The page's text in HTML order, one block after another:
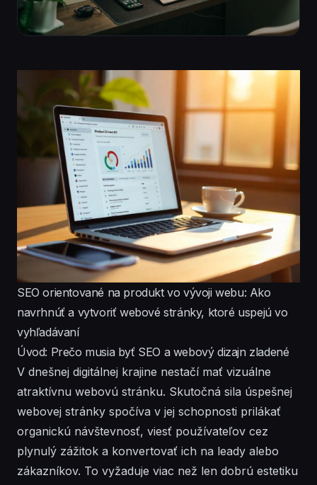
SEO orientované na produkt vo vývoji webu: Ako
navrhnúť a vytvoriť webové stránky, ktoré uspejú vo
vyhľadávaní
Úvod: Prečo musia byť SEO a webový dizajn zladené
V dnešnej digitálnej krajine nestačí mať vizuálne
atraktívnu webovú stránku. Skutočná sila úspešnej
webovej stránky spočíva v jej schopnosti prilákať
organickú návštevnosť, viesť používateľov cez
plynulý zážitok a konvertovať ich na leady alebo
zákazníkov. To vyžaduje viac než len dobrú estetiku